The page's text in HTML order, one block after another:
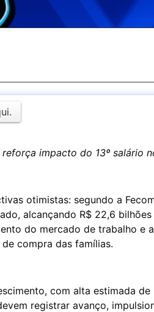
impacto do 13º salário
otimistas: segundo a
alcançando R$ 22,6
do mercado de trabalho e
compra das famílias.
com alta estimada de
registrar avanço,